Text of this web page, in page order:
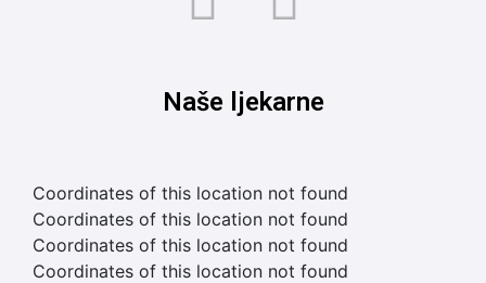
Naše ljekarne
Coordinates of this location not found
Coordinates of this location not found
Coordinates of this location not found
Coordinates of this location not found